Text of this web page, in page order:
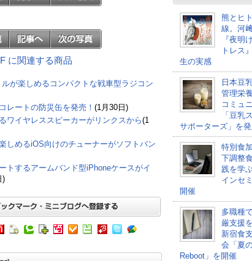
に関連する商品
が楽しめるコンパクトな戦車型ラジコン
レートの防災缶を発売！ (1月30日)
ワイヤレススピーカーがリンクスから(1
しめるiOS向けのチューナーがソフトバン
トするアームバンド型iPhoneケースがイ
)
熊とヒ
線。河
『夜明
トレス
生の実感
日本豆
管理栄
コミュ
「豆乳
サポーターズ」を発
特別食
下調整
践を学
インセ
開催
多職種
厳支援
新宿食
会「夏
Reboot」を開催